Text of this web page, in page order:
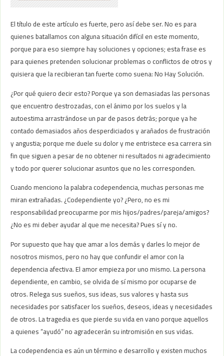
El título de este artículo es fuerte, pero así debe ser. No es para
quienes batallamos con alguna situación difícil en este momento,
porque para eso siempre hay soluciones y opciones; esta frase es
para quienes pretenden solucionar problemas o conflictos de otros y
quisiera que la recibieran tan fuerte como suena: No Hay Solución.
¿Por qué quiero decir esto? Porque ya son demasiadas las personas
que encuentro destrozadas, con el ánimo por los suelos y la
autoestima arrastrándose un par de pasos detrás; porque ya he
contado demasiados años desperdiciados y arañados de frustración
y angustia; porque me duele su dolor y me entristece esa carrera sin
fin que siguen a pesar de no obtener ni resultados ni agradecimiento
y todo por querer solucionar asuntos que no les corresponden.
Cuando menciono la palabra codependencia, muchas personas me
miran extrañadas. ¿Codependiente yo? ¿Pero, no es mi
responsabilidad preocuparme por mis hijos/padres/pareja/amigos?
¿No es mi deber ayudar al que me necesita? Pues sí y no.
Por supuesto que hay que amar a los demás y darles lo mejor de
nosotros mismos, pero no hay que confundir el amor con la
dependencia afectiva. El amor empieza por uno mismo. La persona
dependiente, en cambio, se olvida de sí mismo por ocuparse de
otros. Relega sus sueños, sus ideas, sus valores y hasta sus
necesidades por satisfacer los sueños, deseos, ideas y necesidades
de otros. La tragedia es que pierde su vida en vano porque aquellos
a quienes “ayudó” no agradecerán su intromisión en sus vidas.
La codependencia es aún un término e desarrollo y existen muchos